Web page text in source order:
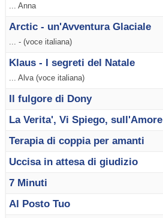
... Anna
Arctic - un'Avventura Glaciale
... - (voce italiana)
Klaus - I segreti del Natale
... Alva (voce italiana)
Il fulgore di Dony
La Verita', Vi Spiego, sull'Amore
Terapia di coppia per amanti
Uccisa in attesa di giudizio
7 Minuti
Al Posto Tuo